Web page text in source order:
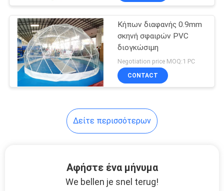
φουσκωτά
Κόμματος τέντα
154
Decoration
Κήπων διαφανής 0.9mm
σκηνή σφαιρών PVC
διογκώσιμη
Negotiation price MOQ:1 PC
CONTACT
Δείτε περισσότερων
Αφήστε ένα μήνυμα
We bellen je snel terug!